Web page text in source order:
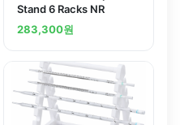
Stand 6 Racks NR
283,300원